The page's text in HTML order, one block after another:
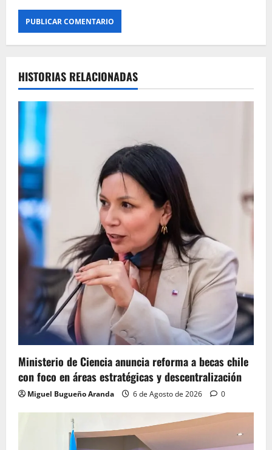
HISTORIAS RELACIONADAS
Ministerio de Ciencia anuncia reforma a becas chile
con foco en áreas estratégicas y descentralización
Miguel Bugueño Aranda 6 de Agosto de 2026 0